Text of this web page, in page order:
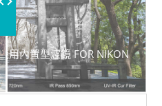
用內置型濾鏡 FOR NIKON